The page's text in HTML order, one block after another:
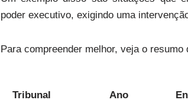
poder executivo, exigindo uma
Para compreender melhor, veja o
Tribunal Ano